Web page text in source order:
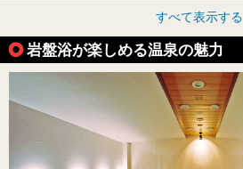
すべて表示する
岩盤浴が楽しめる温泉の魅力